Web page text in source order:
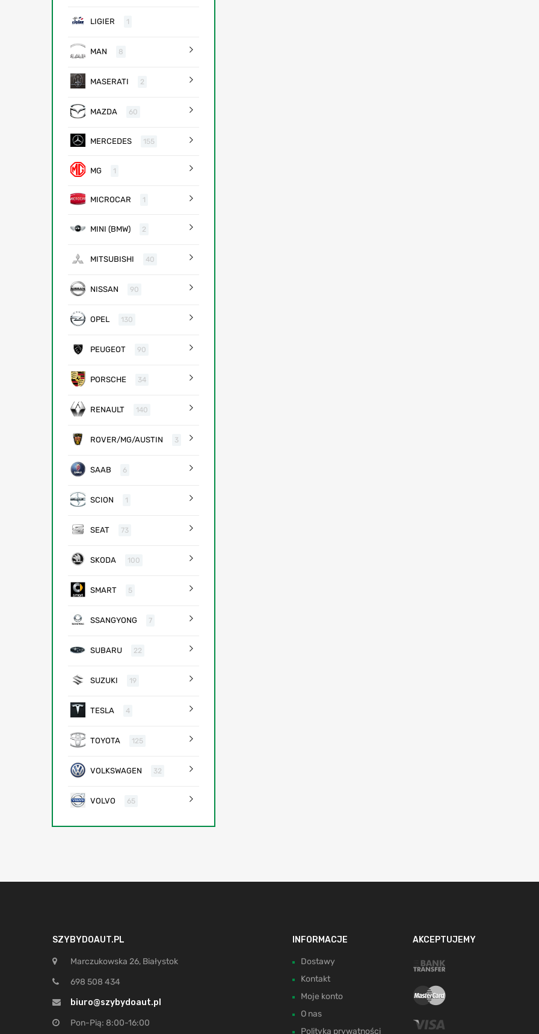
LIGIER 1
MAN 8
MASERATI 2
MAZDA 60
MERCEDES 155
MG 1
MICROCAR 1
MINI (BMW) 2
MITSUBISHI 40
NISSAN 90
OPEL 130
PEUGEOT 90
PORSCHE 34
RENAULT 140
ROVER/MG/AUSTIN 3
SAAB 6
SCION 1
SEAT 73
SKODA 100
SMART 5
SSANGYONG 7
SUBARU 22
SUZUKI 19
TESLA 4
TOYOTA 125
VOLKSWAGEN 32
VOLVO 65
SZYBYDOAUT.PL
Marczukowska 26, Białystok
698 508 434
biuro@szybydoaut.pl
Pon-Pią: 8:00-16:00
INFORMACJE
Dostawy
Kontakt
Moje konto
O nas
Polityka prywatności
AKCEPTUJEMY